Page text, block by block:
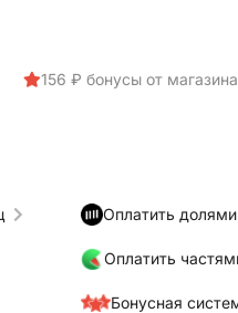
156 ₽ бонусы от магазина
Оплатить долями
Оплатить
Бонусная